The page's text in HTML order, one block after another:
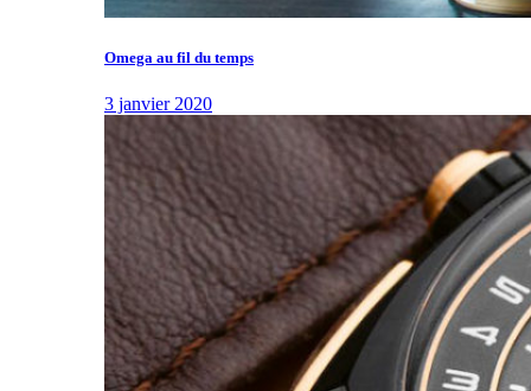
Omega au fil du temps
3 janvier 2020